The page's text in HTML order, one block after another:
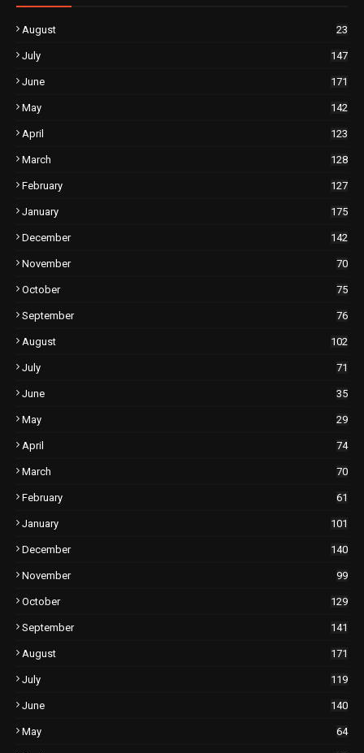
August 23
July 147
June 171
May 142
April 123
March 128
February 127
January 175
December 142
November 70
October 75
September 76
August 102
July 71
June 35
May 29
April 74
March 70
February 61
January 101
December 140
November 99
October 129
September 141
August 171
July 119
June 140
May 64